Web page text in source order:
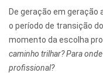
De geração em
o período de transição
momento da escolha
caminho trilhar? Para
profissional?